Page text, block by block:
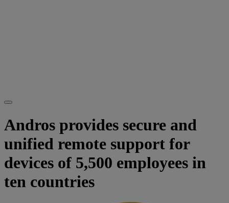
Andros provides secure and
unified remote support for
devices of 5,500 employees in
ten countries